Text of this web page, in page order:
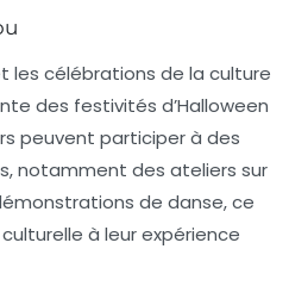
les célébrations de la culture
des festivités d’Halloween
peuvent participer à des
notamment des ateliers sur
de danse, ce
à leur expérience